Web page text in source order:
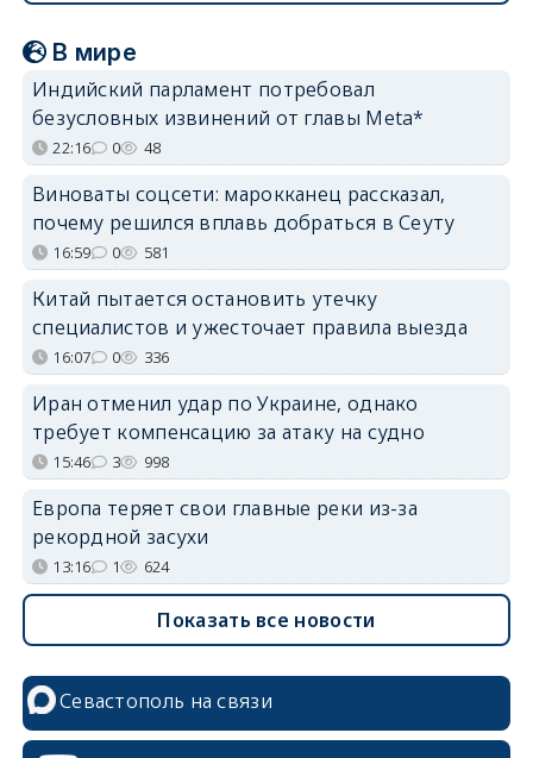
В мире
Индийский парламент потребовал
безусловных извинений от главы Meta*
22:16 0 48
Виноваты соцсети: марокканец рассказал,
почему решился вплавь добраться в Сеуту
16:59 0 581
Китай пытается остановить утечку
специалистов и ужесточает правила выезда
16:07 0 336
Иран отменил удар по Украине, однако
требует компенсацию за атаку на судно
15:46 3 998
Европа теряет свои главные реки из-за
рекордной засухи
13:16 1 624
Показать все новости
Севастополь на связи